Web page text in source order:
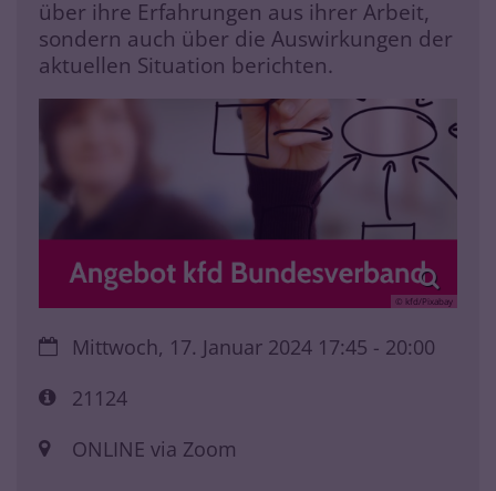
über ihre Erfahrungen aus ihrer Arbeit,
sondern auch über die Auswirkungen der
aktuellen Situation berichten.
© kfd/Pixabay
Datum:Mittwoch, 17. Januar 2024 17:45 - 20:00
Art bzw. Nummer:
21124
Ort: ONLINE via Zoom